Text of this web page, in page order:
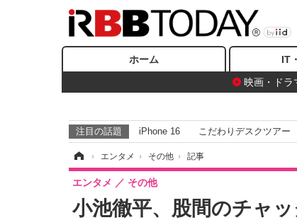
ホーム IT
映画・ドラ
注目の話題 iPhone 16 こだわりデスクツアー
› エンタメ › その他 › 記事
小池徹平、股間のチャ
エンタメ その他